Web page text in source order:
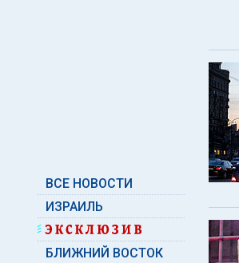
ВСЕ НОВОСТИ
ИЗРАИЛЬ
БЛИЖНИЙ ВОСТОК